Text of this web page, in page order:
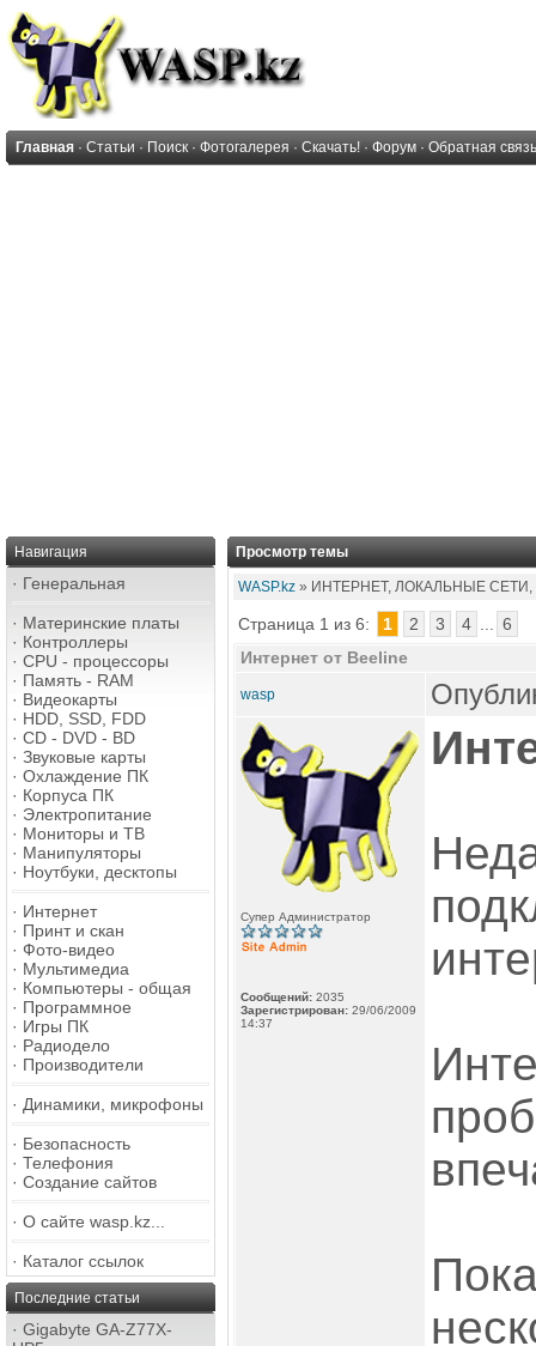
Главная · Статьи · Поиск · Фотогалерея · Скачать! · Форум · Обратная связь
Навигация
· Генеральная
· Материнские платы
· Контроллеры
· CPU - процессоры
· Память - RAM
· Видеокарты
· HDD, SSD, FDD
· CD - DVD - BD
· Звуковые карты
· Охлаждение ПК
· Корпуса ПК
· Электропитание
· Мониторы и ТВ
· Манипуляторы
· Ноутбуки, десктопы
· Интернет
· Принт и скан
· Фото-видео
· Мультимедиа
· Компьютеры - общая
· Программное
· Игры ПК
· Радиодело
· Производители
· Динамики, микрофоны
· Безопасность
· Телефония
· Создание сайтов
· О сайте wasp.kz...
· Каталог ссылок
Последние статьи
· Gigabyte GA-Z77X-
Просмотр темы
WASP.kz » ИНТЕРНЕТ, ЛОКАЛЬНЫЕ
Страница 1 из 6: 1 2 3 4
6
Интернет от Beeline
wasp
Супер Администратор
Сообщений: 2035
Зарегистрирован: 29/06/2009
14:37